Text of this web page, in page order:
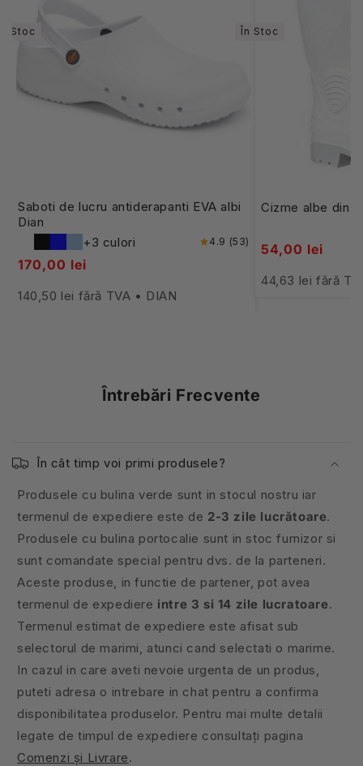
Stoc
Saboti de lucru antiderapanti EVA albi
Dian
+3 culori
4.9 (53)
170,00 lei
140,50 lei fără TVA • DIAN
În Stoc
Cizme albe din
54,00 lei
44,63 lei fără
Întrebări Frecvente
În cât timp voi primi produsele?
Produsele cu bulina verde sunt in stocul nostru iar
termenul de expediere este de 2-3 zile lucrătoare.
Produsele cu bulina portocalie sunt in stoc furnizor si
sunt comandate special pentru dvs. de la parteneri.
Aceste produse, in functie de partener, pot avea
termenul de expediere intre 3 si 14 zile lucratoare.
Termenul estimat de expediere este afisat sub
selectorul de marimi, atunci cand selectati o marime.
In cazul in care aveti nevoie urgenta de un produs,
puteti adresa o intrebare in chat pentru a confirma
disponibilitatea produselor. Pentru mai multe detalii
legate de timpul de expediere consultați pagina
Comenzi și Livrare.